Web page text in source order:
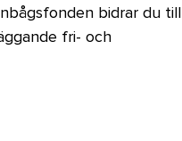
bidrar du till
fri- och